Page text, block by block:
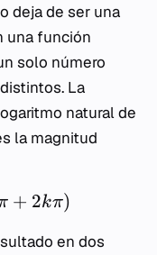
deja de ser una
una función
solo número
La
natural de
la magnitud
+ 2kπ)
en dos